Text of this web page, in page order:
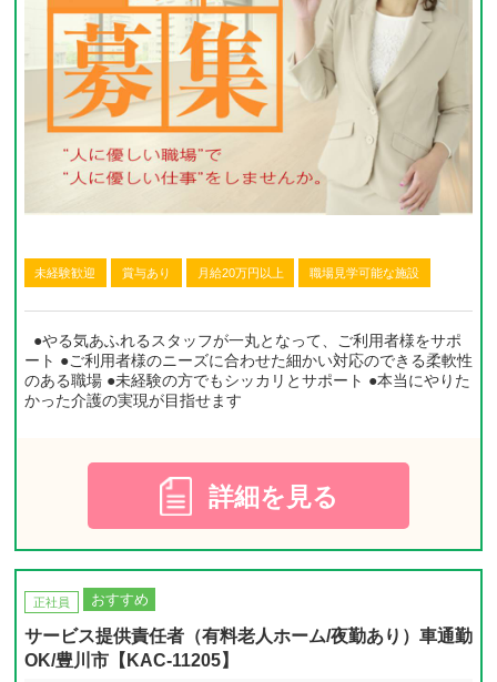
未経験歓迎 賞与あり 月給20万円以上 職場見学可能な施設
●やる気あふれるスタッフが一丸となって、ご利用者様をサポ
ート ●ご利用者様のニーズに合わせた細かい対応のできる柔軟性
のある職場 ●未経験の方でもシッカリとサポート ●本当にやりた
かった介護の実現が目指せます
詳細を見る
正社員 おすすめ
サービス提供責任者（有料老人ホーム/夜勤あり）車通勤
OK/豊川市【KAC-11205】